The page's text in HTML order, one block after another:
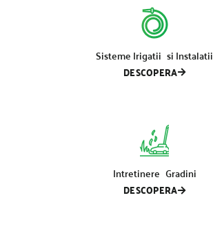
Sisteme Irigatii si Instalatii
DESCOPERA
Intretinere Gradini
DESCOPERA